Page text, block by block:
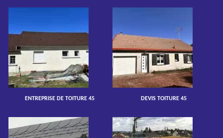
ENTREPRISE DE TOITURE 45 DEVIS TOITURE 45